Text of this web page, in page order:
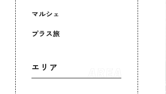
マルシェ
プラス旅
エリア